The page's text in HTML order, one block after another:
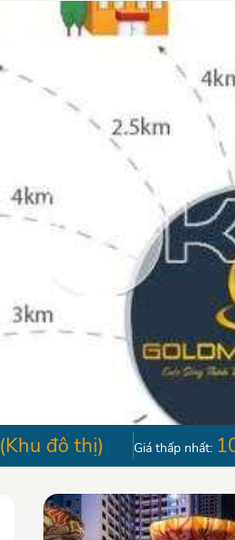
(Khu đô thị) Giá thấp nhất: